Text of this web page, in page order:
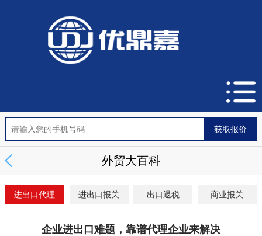
外贸大百科
进出口代理 进出口报关 出口退税 商业报关
企业进出口难题，靠谱代理企业来解决